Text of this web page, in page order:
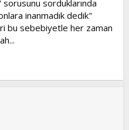
sorduklarında
inanmadık dedik"
bu sebebiyetle her zaman